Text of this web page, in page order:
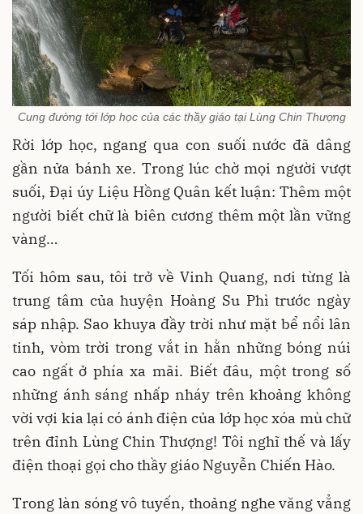
Cung đường tới lớp học của các thầy giáo tại Lùng Chin Thượng
Rời lớp học, ngang qua con suối nước đã dâng
gần nửa bánh xe. Trong lúc chờ mọi người vượt
suối, Đại úy Liệu Hồng Quân kết luận: Thêm một
người biết chữ là biên cương thêm một lần vững
vàng…
Tối hôm sau, tôi trở về Vinh Quang, nơi từng là
trung tâm của huyện Hoàng Su Phì trước ngày
sáp nhập. Sao khuya đầy trời như mặt bể nổi lân
tinh, vòm trời trong vắt in hằn những bóng núi
cao ngất ở phía xa mãi. Biết đâu, một trong số
những ánh sáng nhấp nháy trên khoảng không
vời vợi kia lại có ánh điện của lớp học xóa mù chữ
trên đỉnh Lùng Chin Thượng! Tôi nghĩ thế và lấy
điện thoại gọi cho thầy giáo Nguyễn Chiến Hào.
Trong làn sóng vô tuyến, thoảng nghe văng vẳng